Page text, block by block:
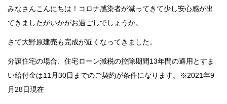
みなさんこんにちは！コロナ感染者が減ってきて少し安心感が出
てきましたがいかがお過ごしでしょうか。
さて大野原建売も完成が近くなってきました。
分譲住宅の場合、住宅ローン減税の控除期間13年間の適用とすま
い給付金は11月30日までのご契約が条件になります。※2021年9
月28日現在